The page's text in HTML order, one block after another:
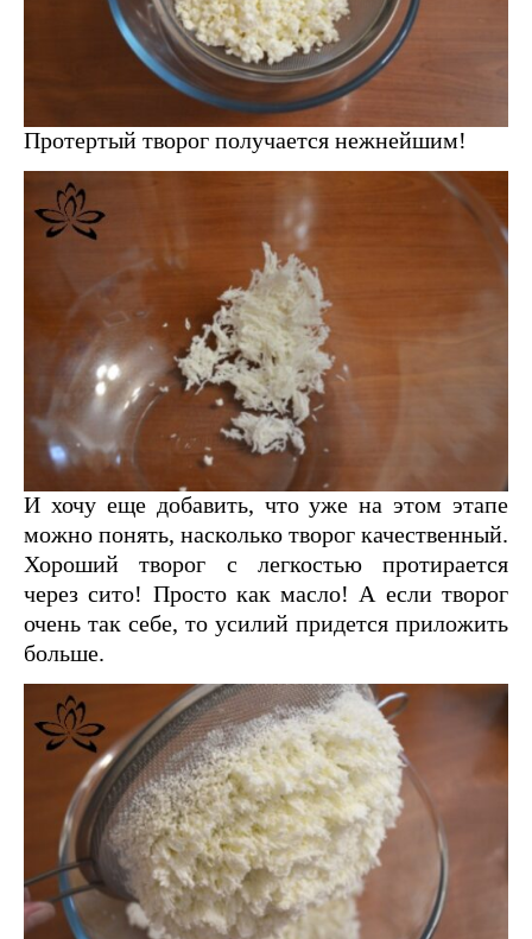
Протертый творог получается нежнейшим!
И хочу еще добавить, что уже на этом этапе
можно понять, насколько творог качественный.
Хороший творог с легкостью протирается
через сито! Просто как масло! А если творог
очень так себе, то усилий придется приложить
больше.